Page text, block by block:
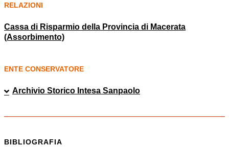
RELAZIONI
Cassa di Risparmio della Provincia di Macerata
(Assorbimento)
ENTE CONSERVATORE
Archivio Storico Intesa Sanpaolo
BIBLIOGRAFIA